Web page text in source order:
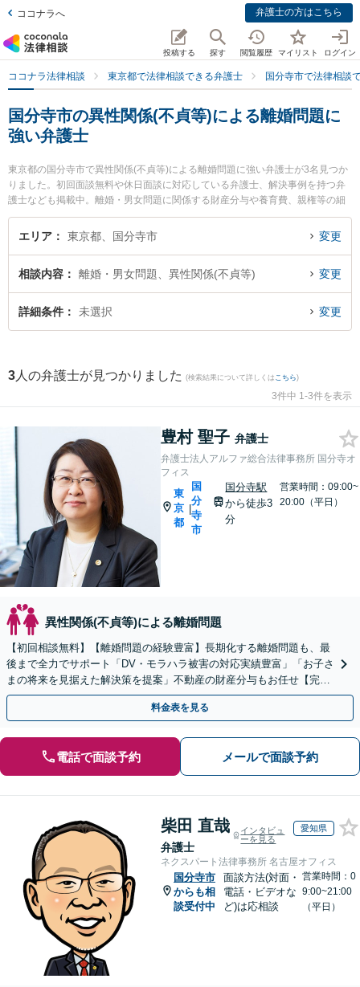
ココナラへ 弁護士の方はこちら
投稿する 探す 閲覧履歴 マイリスト ログイン
ココナラ法律相談 東京都で法律相談できる弁護士 国分寺市で法律相談
国分寺市の異性関係(不貞等)による離婚問題に
強い弁護士
東京都の国分寺市で異性関係(不貞等)による離婚問題に強い弁護士が3名見つか
りました。初回面談無料や休日面談に対応している弁護士、解決事例を持つ弁
護士なども掲載中。離婚・男女問題に関係する財産分与や養育費、親権等の細
かな分野での絞り込み検索もでき便利です。特に弁護士法人アルファ総合法律
事務所 国分寺オフィスの豊村 聖子弁護士や弁護士法人東京開智法律事務所 国
夜間に発生した異性関係(不貞等)による離婚問題のトラブルを今すぐに弁護士に
相談したい』『異性関係(不貞等)による離婚問題のトラブル解決の実績豊富な近
くの弁護士を検索したい』『初回相談無料で異性関係(不貞等)による離婚問題を
エリア 東京都、国分寺市 変更
相談内容 離婚・男女問題、異性関係(不貞等) 変更
詳細条件 未選択 変更
3 人の弁護士が見つかりました (検索結果について詳しくは こちら)
3件中 1-3件を表示
豊村 聖子 弁護士
弁護士法人アルファ総合法律事務所 国分寺オ
フィス
東
京
都
|
国
分
寺
市
国分寺駅
から徒歩3
分
営業時間：09:00~
20:00（平日）
異性関係(不貞等)による離婚問題
【初回相談無料】【離婚問題の経験豊富】長期化する離婚問題も、最
後まで全力でサポート「DV・モラハラ被害の対応実績豊富」「お子さ
まの将来を見据えた解決策を提案」不動産の財産分与もお任せ【完全
個室】【子連れ相談】【国分寺駅3分】
料金表を見る
電話で面談予約 メールで面談予約
柴田 直哉
弁護士
インタビュ
ーを見る
愛知県
ネクスパート法律事務所 名古屋オフィス
国分寺市
からも相
談受付中
面談方法(対面・
電話・ビデオな
ど)は応相談
営業時間：0
9:00~21:00
（平日）